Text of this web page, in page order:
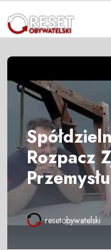
Rozpacz
resetobywatelski